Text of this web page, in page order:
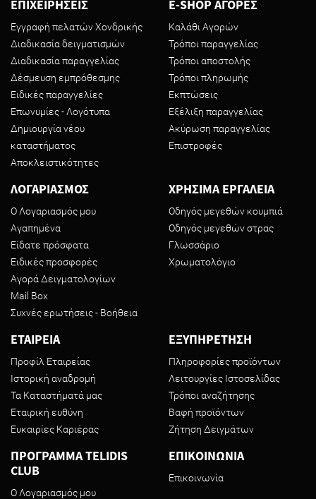
ΕΠΙΧΕΙΡΗΣΕΙΣ
Εγγραφή πελατών Χονδρικής
Διαδικασία δειγματισμών
Διαδικασία παραγγελίας
Δέσμευση εμπρόθεσμης
Ειδικές παραγγελίες
Επωνυμίες - Λογότυπα
Δημιουργία νέου
καταστήματος
Αποκλειστικότητες
E-SHOP ΑΓΟΡΕΣ
Καλάθι Αγορών
Τρόποι παραγγελίας
Τρόποι αποστολής
Τρόποι πληρωμής
Εκπτώσεις
Εξέλιξη παραγγελίας
Ακύρωση παραγγελίας
Επιστροφές
ΛΟΓΑΡΙΑΣΜΟΣ
Ο Λογαριασμός μου
Αγαπημένα
Είδατε πρόσφατα
Ειδικές προσφορές
Αγορά Δειγματολογίων
Mail Box
Συχνές ερωτήσεις - Βοήθεια
ΧΡΗΣΙΜΑ ΕΡΓΑΛΕΙΑ
Οδηγός μεγεθών κουμπιά
Οδηγός μεγεθών στρας
Γλωσσάριο
Χρωματολόγιο
ΕΤΑΙΡΕΙΑ
Προφίλ Εταιρείας
Ιστορική αναδρομή
Τα Καταστήματά μας
Εταιρική ευθύνη
Ευκαιρίες Καριέρας
ΕΞΥΠΗΡΕΤΗΣΗ
Πληροφορίες προϊόντων
Λειτουργίες Ιστοσελίδας
Τρόποι αναζήτησης
Βαφή προϊόντων
Ζήτηση Δειγμάτων
ΠΡΟΓΡΑΜΜΑ TELIDIS
CLUB
Ο Λογαριασμός μου
ΕΠΙΚΟΙΝΩΝΙΑ
Επικοινωνία